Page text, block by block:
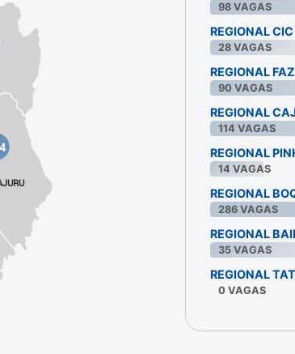
98 VAGAS
REGIONAL CIC
28 VAGAS
REGIONAL
90 VAGAS
REGIONAL
114 VAGAS
REGIONAL
14 VAGAS
REGIONAL
286 VAGAS
REGIONAL
35 VAGAS
REGIONAL
0 VAGAS